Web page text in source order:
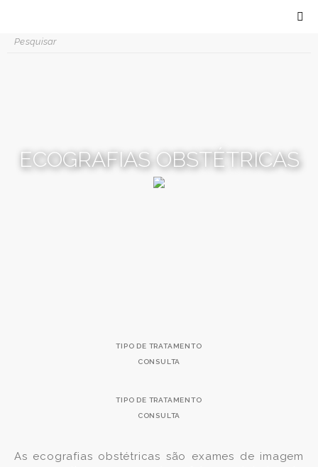
ECOGRAFIAS OBSTÉTRICAS
TIPO DE TRATAMENTO
CONSULTA
TIPO DE TRATAMENTO
CONSULTA
As ecografias obstétricas são exames de imagem